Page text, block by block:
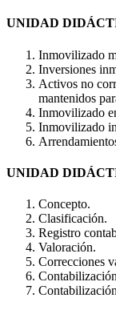
UNIDAD
Inmovilizado
Inversiones
Activos no
mantenidos
Inmovilizado
Inmovilizado
UNIDAD
Concepto.
Clasificación.
Registro
Valoración.
Correcciones